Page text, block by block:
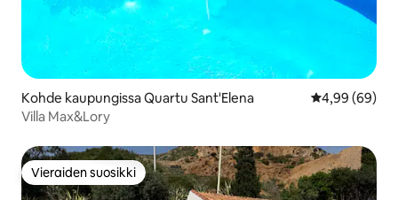
Kohde kaupungissa Quartu Sant'Elena
4,99 (69)
Villa Max&Lory
Vieraiden suosikki
Vieraiden suosikki